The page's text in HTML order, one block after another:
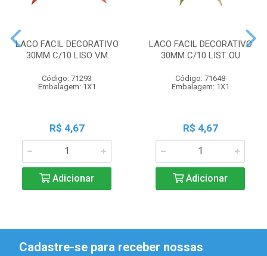
LACO FACIL DECORATIVO
30MM C/10 LISO VM
Código: 71293
Embalagem: 1X1
R$ 4,67
Adicionar
LACO FACIL DECORATIVO
30MM C/10 LIST OU
Código: 71648
Embalagem: 1X1
R$ 4,67
Adicionar
Cadastre-se para receber nossas